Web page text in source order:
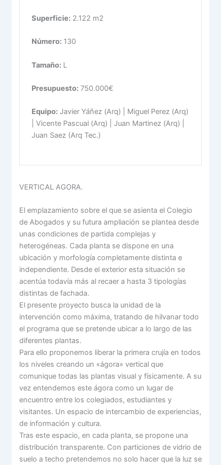
Superficie:2.122 m2
Número:130
Tamaño:L
Presupuesto:750.000€
Equipo:Javier Yáñez (Arq) | Miguel Perez (Arq)
| Vicente Pascual (Arq) | Juan Martinez (Arq) |
Juan Saez (Arq Tec.)
VERTICAL AGORA.
El emplazamiento sobre el que se asienta el Colegio
de Abogados y su futura ampliación se plantea desde
unas condiciones de partida complejas y
heterogéneas. Cada planta se dispone en una
ubicación y morfología completamente distinta e
independiente. Desde el exterior esta situación se
acentúa todavía más al recaer a hasta 3 tipologías
distintas de fachada.
El presente proyecto busca la unidad de la
intervención como máxima, tratando de hilvanar todo
el programa que se pretende ubicar a lo largo de las
diferentes plantas.
Para ello proponemos liberar la primera crujía en todos
los niveles creando un «ágora» vertical que
comunique todas las plantas visual y físicamente. A su
vez entendemos este ágora como un lugar de
encuentro entre los colegiados, estudiantes y
visitantes. Un espacio de intercambio de experiencias,
de información y cultura.
Tras este espacio, en cada planta, se propone una
distribución transparente. Con particiones de vidrio de
suelo a techo pretendemos no solo hacer que la luz se